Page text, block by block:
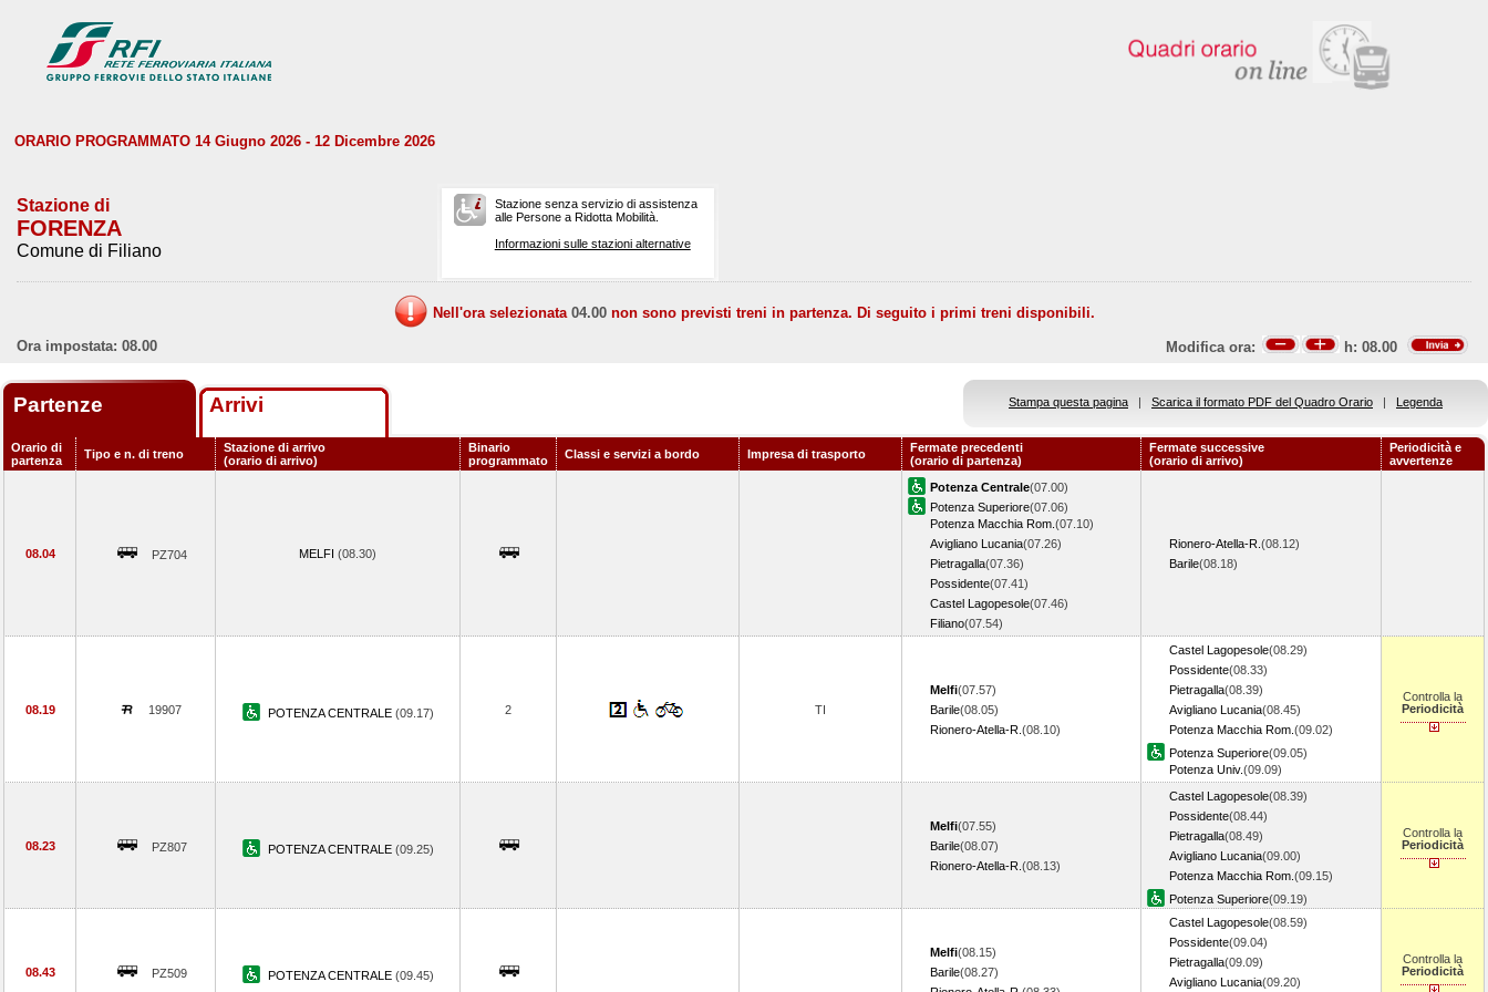
ORARIO PROGRAMMATO 14 Giugno 2026 - 12 Dicembre 2026
Stazione di
FORENZA
Comune di Filiano
Stazione senza servizio di assistenza
alle Persone a Ridotta Mobilità.
Informazioni sulle stazioni alternative
Nell'ora selezionata 04.00 non sono previsti treni in partenza. Di seguito i primi treni disponibili.
Ora impostata: 08.00
Modifica ora: h: 08.00
Partenze Arrivi Stampa questa pagina | Scarica il formato PDF del Quadro Orario | Legenda
Orario di
partenza
Tipo e n. di treno
Stazione di arrivo
(orario di arrivo)
Binario
programmato
Classi e servizi a bordo Impresa di trasporto
Fermate precedenti
(orario di partenza)
Fermate successive
(orario di arrivo)
Periodicità e
avvertenze
08.04 PZ704 MELFI (08.30)
Potenza Centrale(07.00)
Potenza Superiore(07.06)
Potenza Macchia Rom. (07.10)
Avigliano Lucania(07.26)
Pietragalla(07.36)
Possidente(07.41)
Castel Lagopesole(07.46)
Filiano(07.54)
Rionero-Atella-R. (08.12)
Barile(08.18)
08.19 19907 POTENZA CENTRALE (09.17) 2 TI
Melfi(07.57)
Barile(08.05)
Rionero-Atella-R. (08.10)
Castel Lagopesole(08.29)
Possidente(08.33)
Pietragalla(08.39)
Avigliano Lucania(08.45)
Potenza Macchia Rom. (09.02)
Potenza Superiore(09.05)
Potenza Univ.(09.09)
Controlla la
Periodicità
08.23 PZ807 POTENZA CENTRALE (09.25)
Melfi(07.55)
Barile(08.07)
Rionero-Atella-R. (08.13)
Castel Lagopesole(08.39)
Possidente(08.44)
Pietragalla(08.49)
Avigliano Lucania(09.00)
Potenza Macchia Rom. (09.15)
Potenza Superiore(09.19)
Controlla la
Periodicità
08.43 PZ509 POTENZA CENTRALE (09.45)
Melfi(08.15)
Barile(08.27)
Castel Lagopesole(08.59)
Possidente(09.04)
Pietragalla(09.09)
Avigliano Lucania(09.20)
Controlla la
Periodicità